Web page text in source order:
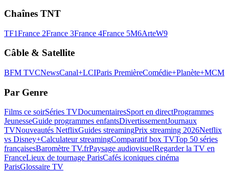
Chaînes TNT
TF1France 2France 3France 4France 5M6ArteW9
Câble & Satellite
BFM TVCNewsCanal+LCIParis PremièreComédie+Planète+MCM
Par Genre
Films ce soirSéries TVDocumentairesSport en directProgrammes
JeunesseGuide programmes enfantsDivertissementJournaux
TVNouveautés NetflixGuides streamingPrix streaming 2026Netflix
vs Disney+Calculateur streamingComparatif box TVTop 50 séries
françaisesBaromètre TV.frPaysage audiovisuelRegarder la TV en
FranceLieux de tournage ParisCafés iconiques cinéma
ParisGlossaire TV